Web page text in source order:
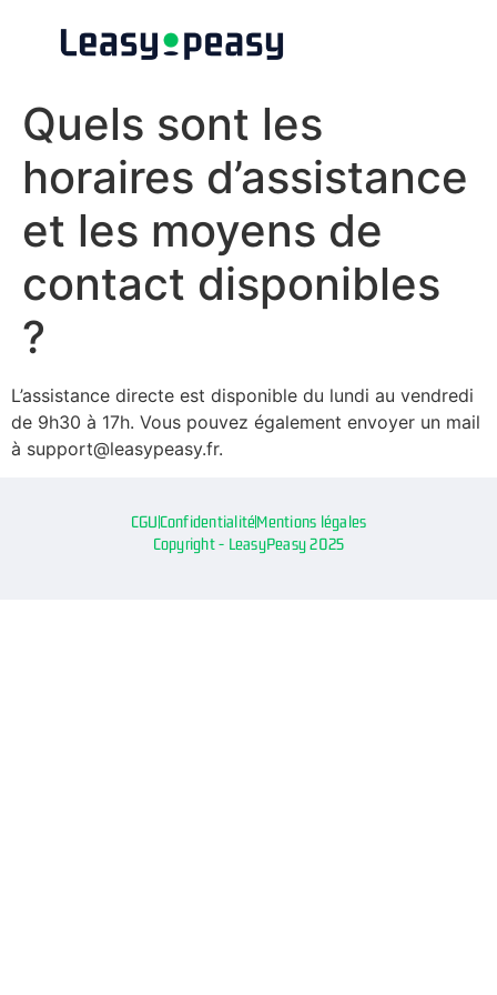
Quels sont les
horaires d’assistance
et les moyens de
contact disponibles
?
L’assistance directe est disponible du lundi au vendredi
de 9h30 à 17h. Vous pouvez également envoyer un mail
à support@leasypeasy.fr.
CGUConfidentialitéMentions légales
Copyright - LeasyPeasy 2025